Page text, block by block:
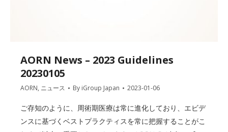
AORN News – 2023 Guidelines
20230105
AORN, ニュース By iGroup Japan 2023-01-06
ご存知のように、周術期医療は常に進化しており、エビデ
ンスに基づくベストプラクティスを常に把握することがこ